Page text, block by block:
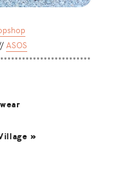
ASOS
»